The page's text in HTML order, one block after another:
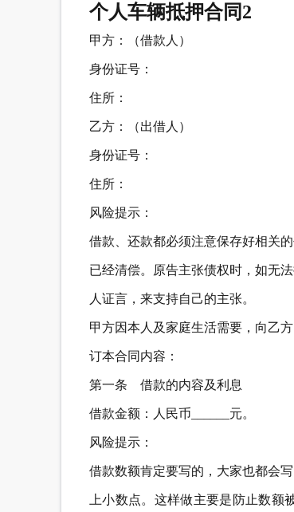
个人车辆抵押合同2
甲方：（借款人）
身份证号：
住所：
乙方：（出借人）
身份证号：
住所：
风险提示：
借款、还款都必须注意保存好相关
已经清偿。原告主张债权时，如无
人证言，来支持自己的主张。
甲方因本人及家庭生活需要，向乙
订本合同内容：
第一条 借款的内容及利息
借款金额：人民币______元。
风险提示：
借款数额肯定要写的，大家也都会
上小数点。这样做主要是防止数